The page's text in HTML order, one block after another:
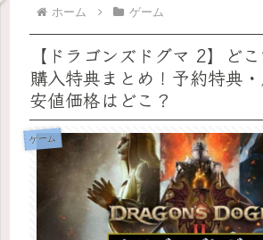
ホーム ゲーム
【ドラゴンズドグマ 2】ど
購入特典まとめ！予約特典
安値価格はどこ？
ゲーム